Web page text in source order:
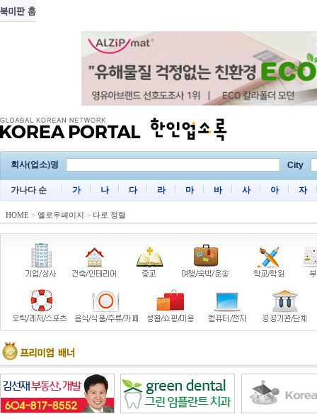
회사(업소)명 City
가나다 순 가 나 다 라 마 바 사 아 자
HOME > 옐로우페이지 > 다로 정렬